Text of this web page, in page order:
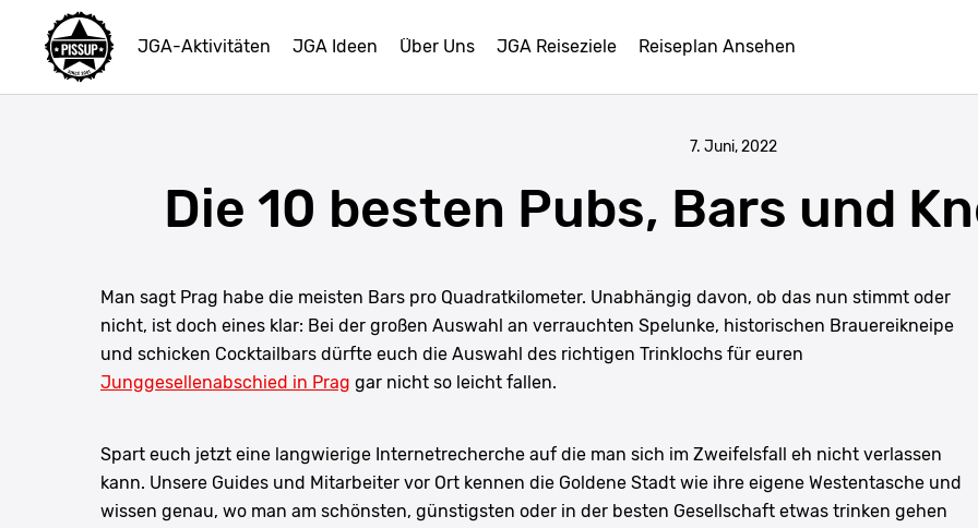
JGA-Aktivitäten JGA Ideen Über Uns JGA Reiseziele Reiseplan Ansehen
7. Juni, 2022
Die 10 besten Pubs, Bars und
Man sagt Prag habe die meisten Bars pro Quadratkilometer. Unabhängig davon, ob das nun stimmt oder
nicht, ist doch eines klar: Bei der großen Auswahl an verrauchten Spelunke, historischen Brauereikneipe
und schicken Cocktailbars dürfte euch die Auswahl des richtigen Trinklochs für euren
Junggesellenabschied in Prag gar nicht so leicht fallen.
Spart euch jetzt eine langwierige Internetrecherche auf die man sich im Zweifelsfall eh nicht verlassen
kann. Unsere Guides und Mitarbeiter vor Ort kennen die Goldene Stadt wie ihre eigene Westentasche und
wissen genau, wo man am schönsten, günstigsten oder in der besten Gesellschaft etwas trinken gehen